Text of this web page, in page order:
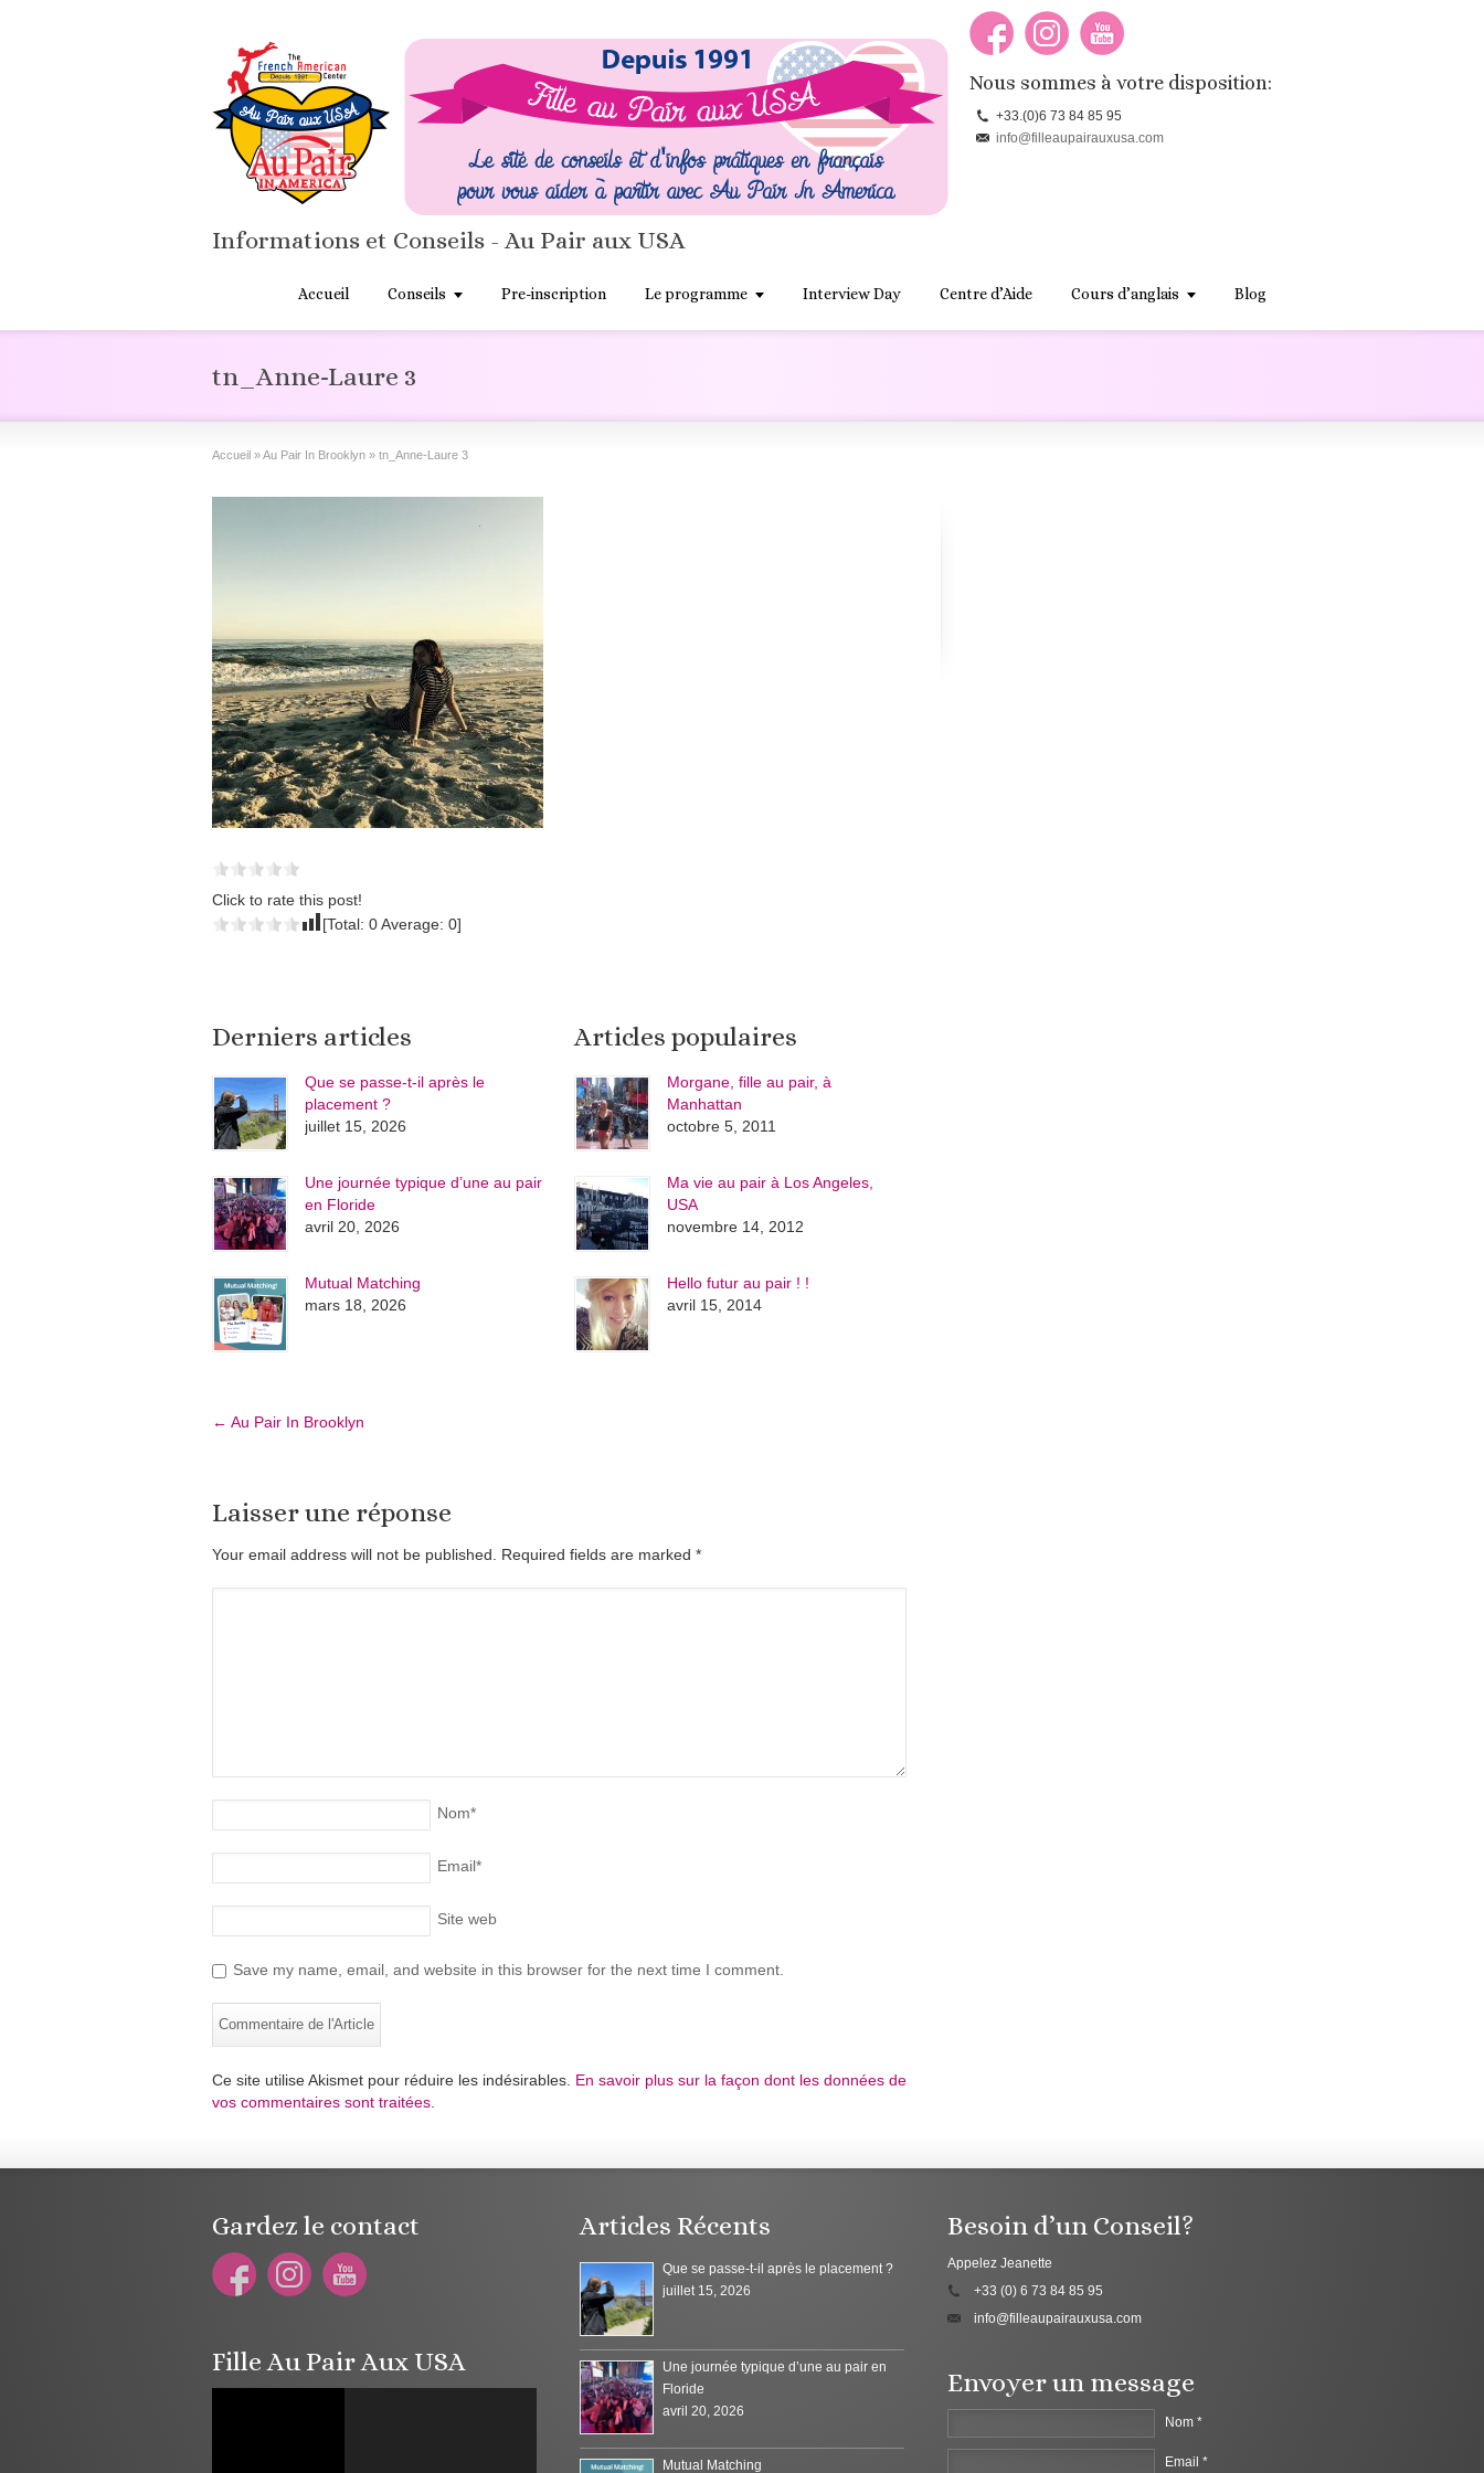
Informations et Conseils - Au Pair aux USA
Nous sommes à votre disposition:
+33.(0)6 73 84 85 95
info@filleaupairauxusa.com
Accueil Conseils Pre-inscription Le programme Interview Day Centre d’Aide Cours d’anglais Blog
tn_Anne-Laure 3
Accueil »Au Pair In Brooklyn » tn_Anne-Laure 3
Click to rate this post!
[Total: 0Average: 0]
Derniers articles
Que se passe-t-il après le
placement ?
juillet 15, 2026
Une journée typique d’une au pair
en Floride
avril 20, 2026
Mutual Matching
mars 18, 2026
Articles populaires
Morgane, fille au pair, à
Manhattan
octobre 5, 2011
Ma vie au pair à Los Angeles,
USA
novembre 14, 2012
Hello futur au pair ! !
avril 15, 2014
← Au Pair In Brooklyn
Laisser une réponse
Your email address will not be published. Required fields are marked *
Nom*
Email*
Site web
Save my name, email, and website in this browser for the next time I comment.
Ce site utilise Akismet pour réduire les indésirables. En savoir plus sur la façon dont les données de
vos commentaires sont traitées
Gardez le contact
Fille Au Pair Aux USA
Articles Récents
Que se passe-t-il après le placement ?
juillet 15, 2026
Une journée typique d’une au pair en
Floride
avril 20, 2026
Mutual Matching
Besoin d’un Conseil?
Appelez Jeanette
+33 (0) 6 73 84 85 95
info@filleaupairauxusa.com
Envoyer un message
Nom *
Email *